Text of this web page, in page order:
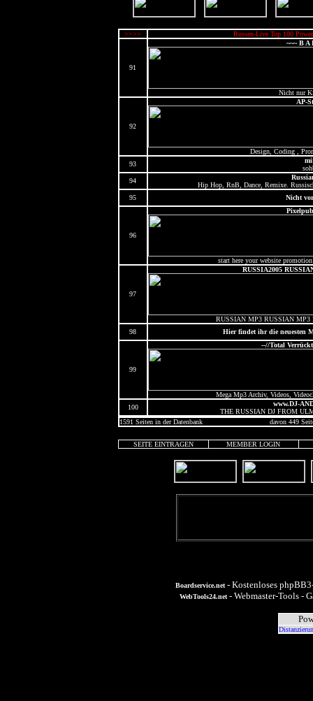
>>>> Russen-Live Top 100
91
~~~ B A
Nicht nur
92
AP-
Design, Coding ,
93
94
Hip Hop, RnB, Dance, Remixe.
95
Nicht
96
start here your website
97
RUSSIA2005
RUSSIAN MP3 RUSSIAN
98
Hier findet ihr die neuesten
99
--//Total
Mega Mp3 Archiv, Videos,
100
www.DJ-
THE RUSSIAN DJ FROM
1591 Seiten in der Datenbank
davon 449
SEITE EINTRAGEN MEMBER LOGIN
Boardservice.net- Kostenloses
WebTools24.net- Webmaster-Tools -